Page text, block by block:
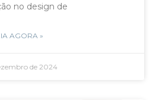
no design de
AGORA »
de 2024